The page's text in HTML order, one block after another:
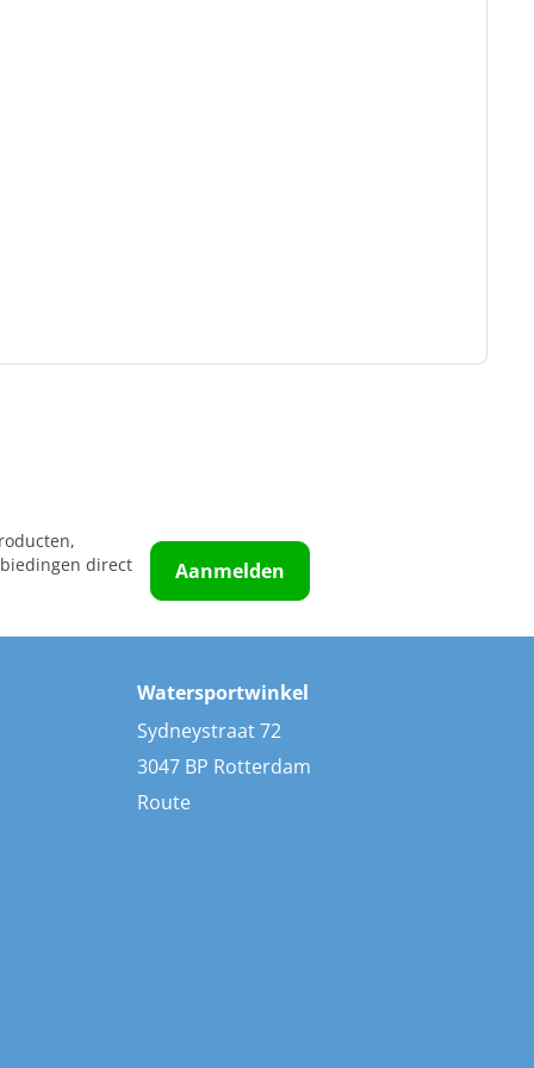
direct
Aanmelden
Watersportwinkel
Sydneystraat 72
3047 BP Rotterdam
Route